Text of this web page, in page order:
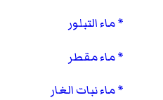
ماء التبلور
ماء مقطر
ماء نبات الغار